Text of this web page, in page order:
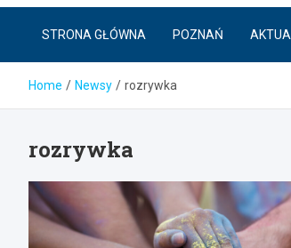
STRONA GŁÓWNA POZNAŃ
Home Newsy rozrywka
rozrywka